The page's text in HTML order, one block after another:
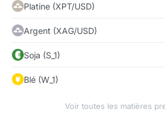
Platine (XPT/USD)
Argent (XAG/USD)
Soja (S_1)
Blé (W_1)
Voir toutes les matières